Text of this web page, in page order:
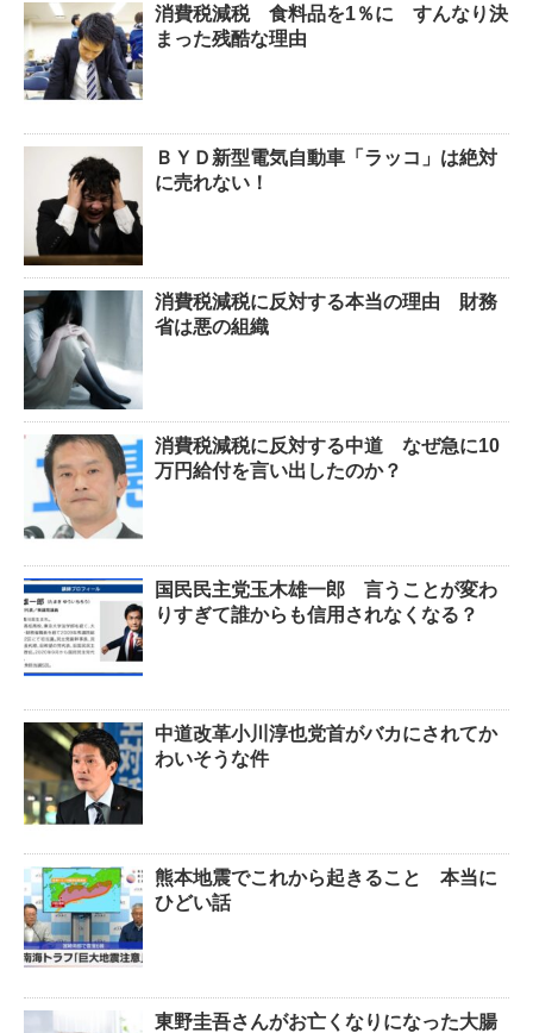
消費税減税 食料品を1％に すんなり決
まった残酷な理由
ＢＹＤ新型電気自動車「ラッコ」は絶対
に売れない！
消費税減税に反対する本当の理由 財務
省は悪の組織
消費税減税に反対する中道 なぜ急に10
万円給付を言い出したのか？
国民民主党玉木雄一郎 言うことが変わ
りすぎて誰からも信用されなくなる？
中道改革小川淳也党首がバカにされてか
わいそうな件
熊本地震でこれから起きること 本当に
ひどい話
東野圭吾さんがお亡くなりになった大腸